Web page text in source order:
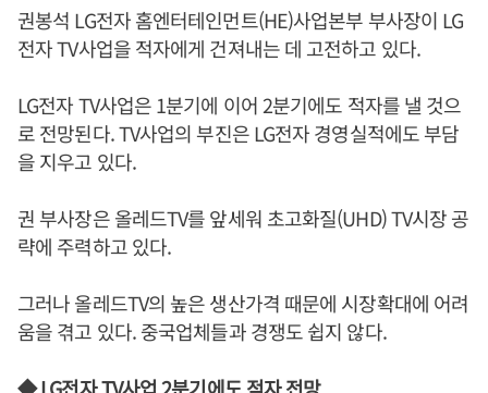
권봉석 LG전자 홈엔터테인먼트(HE)사업본부 부사장이 LG
전자 TV사업을 적자에게 건져내는 데 고전하고 있다.
LG전자 TV사업은 1분기에 이어 2분기에도 적자를 낼 것으
로 전망된다. TV사업의 부진은 LG전자 경영실적에도 부담
을 지우고 있다.
권 부사장은 올레드TV를 앞세워 초고화질(UHD) TV시장 공
략에 주력하고 있다.
그러나 올레드TV의 높은 생산가격 때문에 시장확대에 어려
움을 겪고 있다. 중국업체들과 경쟁도 쉽지 않다.